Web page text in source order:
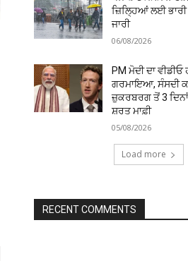
ਜ਼ਿਲ੍ਹਿਆਂ ਲਈ
ਜਾਰੀ
06/08/2026
PM ਮੋਦੀ ਦਾ ਵੀਡੀਓ
ਗਰਮਾਇਆ, ਸੰਸਦੀ
ਜ਼ੁਕਰਬਰਗ ਤੋਂ 3 ਦਿਨਾਂ
ਸ਼ਰਤ ਮਾਫ਼ੀ
05/08/2026
Load more
RECENT COMMENTS